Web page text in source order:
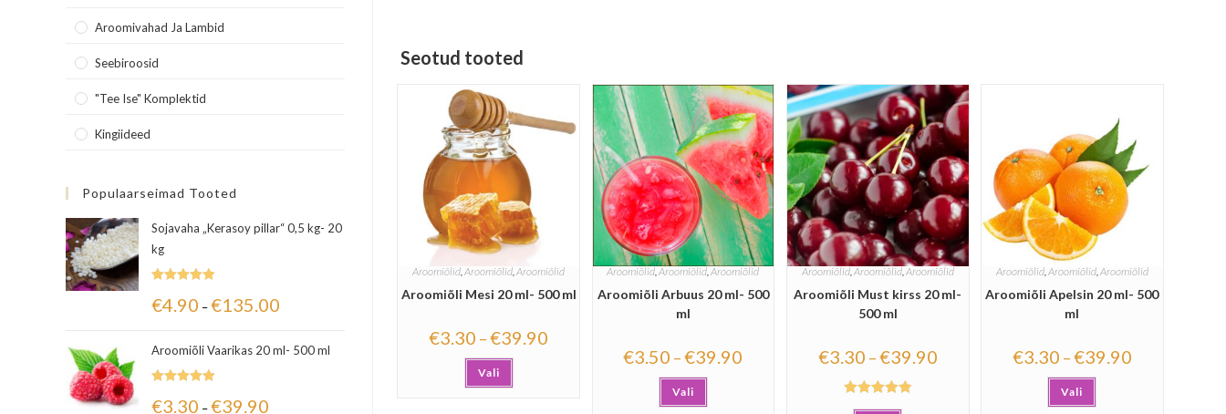
Seotud tooted
Aroomiõlid,Aroomiõlid,Aroomiõlid
Aroomiõli Mesi 20 ml- 500 ml
€3.30 –€39.90
Vali
Aroomiõlid,Aroomiõlid,Aroomiõlid
Aroomiõli Arbuus 20 ml- 500
ml
€3.50 –€39.90
Vali
Aroomiõlid,Aroomiõlid,Aroomiõlid
Aroomiõli Must kirss 20 ml-
500 ml
€3.30 –€39.90
Hinnanguga
Aroomiõlid,Aroomiõlid,Aroomiõlid
Aroomiõli Apelsin 20 ml- 500
ml
€3.30 –€39.90
Vali
Aroomivahad Ja Lambid
Seebiroosid
"Tee Ise" Komplektid
Kingiideed
Populaarseimad Tooted
Sojavaha „Kerasoy pillar“ 0,5 kg- 20
kg
5.00/ 5
€4.90 –€135.00
Aroomiõli Vaarikas 20 ml- 500 ml
€3.30 –€39.90